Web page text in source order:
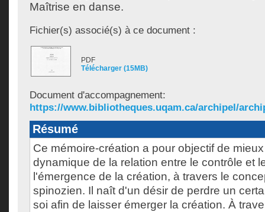
Maîtrise en danse.
Fichier(s) associé(s) à ce document :
PDF
Télécharger (15MB)
Document d'accompagnement:
https://www.bibliotheques.uqam.ca/archipel/
Résumé
Ce mémoire-création a pour objectif de
dynamique de la relation entre le contrôle et
l'émergence de la création, à travers le
spinozien. Il naît d'un désir de perdre un
soi afin de laisser émerger la création. À